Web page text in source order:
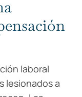
laboral
lesionados a